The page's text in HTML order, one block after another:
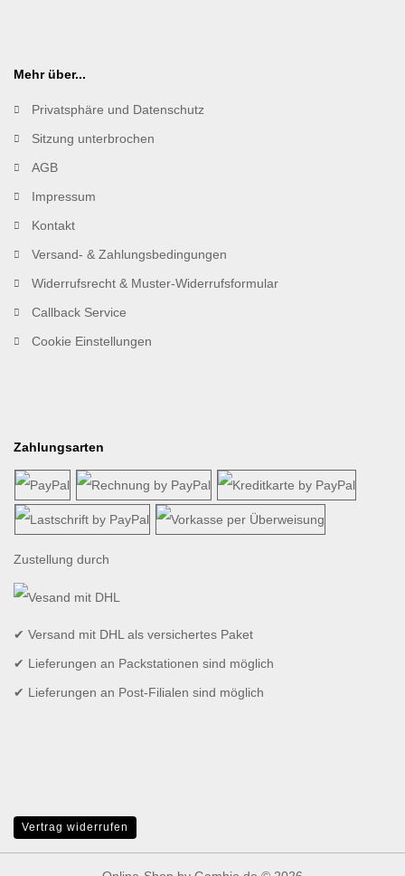
Mehr über...
Privatsphäre und Datenschutz
Sitzung unterbrochen
AGB
Impressum
Kontakt
Versand- & Zahlungsbedingungen
Widerrufsrecht & Muster-Widerrufsformular
Callback Service
Cookie Einstellungen
Zahlungsarten
Zustellung durch
✔ Versand mit DHL als versichertes Paket
✔ Lieferungen an Packstationen sind möglich
✔ Lieferungen an Post-Filialen sind möglich
Vertrag widerrufen